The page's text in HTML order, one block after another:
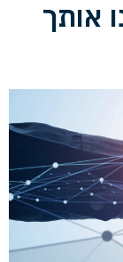
אותך